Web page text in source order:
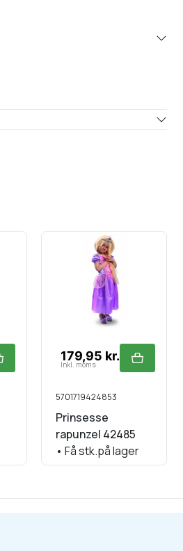
179,95 kr.
Inkl. moms
5701719424853
Prinsesse
rapunzel 42485
• Få stk.på lager